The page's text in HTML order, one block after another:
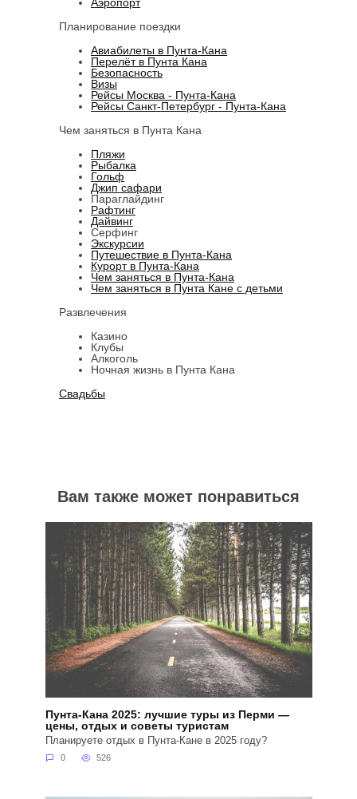
Планирование поездки
Авиабилеты в Пунта-Кана
Перелёт в Пунта Кана
Безопасность
Визы
Рейсы Москва - Пунта-Кана
Рейсы Санкт-Петербург - Пунта-Кана
Чем заняться в Пунта Кана
Пляжи
Рыбалка
Гольф
Джип сафари
Параглайдинг
Рафтинг
Дайвинг
Серфинг
Экскурсии
Путешествие в Пунта-Кана
Курорт в Пунта-Кана
Чем заняться в Пунта-Кана
Чем заняться в Пунта Кане с детьми
Развлечения
Казино
Клубы
Алкоголь
Ночная жизнь в Пунта Кана
Свадьбы
Вам также может понравиться
Пунта-Кана 2025: лучшие туры из Перми —
цены, отдых и советы туристам
Планируете отдых в Пунта-Кане в 2025 году?
0 526